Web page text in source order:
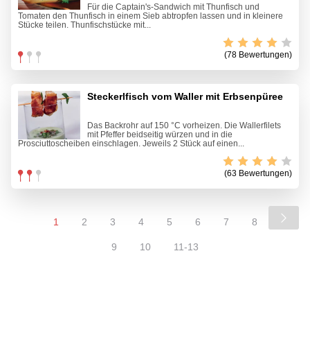
Für die Captain's-Sandwich mit Thunfisch und
Tomaten den Thunfisch in einem Sieb abtropfen lassen und in kleinere
Stücke teilen. Thunfischstücke mit...
(78 Bewertungen)
Steckerlfisch vom Waller mit Erbsenpüree
Das Backrohr auf 150 °C vorheizen. Die Wallerfilets
mit Pfeffer beidseitig würzen und in die
Prosciuttoscheiben einschlagen. Jeweils 2 Stück auf einen...
(63 Bewertungen)
1 2 3 4 5 6 7 8
9 10 11-13